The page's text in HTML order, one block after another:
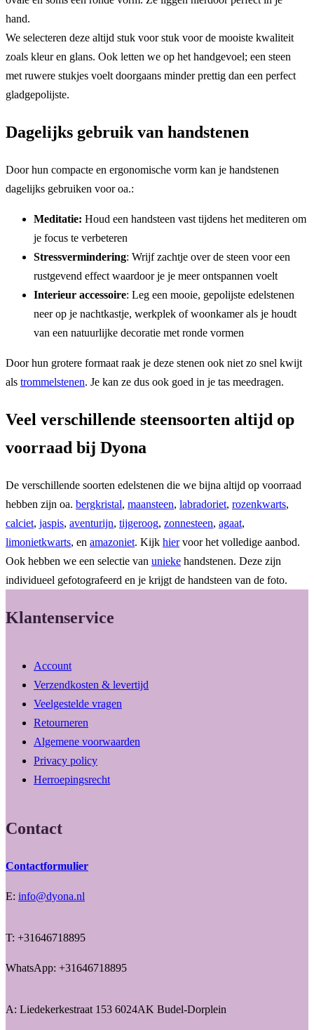
hand.
We selecteren deze altijd stuk voor stuk voor de mooiste kwaliteit
zoals kleur en glans. Ook letten we op het handgevoel; een steen
met ruwere stukjes voelt doorgaans minder prettig dan een perfect
gladgepolijste.
Dagelijks gebruik van handstenen
Door hun compacte en ergonomische vorm kan je handstenen
dagelijks gebruiken voor oa.:
Meditatie: Houd een handsteen vast tijdens het mediteren om
je focus te verbeteren
Stressvermindering: Wrijf zachtje over de steen voor een
rustgevend effect waardoor je je meer ontspannen voelt
Interieur accessoire: Leg een mooie, gepolijste edelstenen
neer op je nachtkastje, werkplek of woonkamer als je houdt
van een natuurlijke decoratie met ronde vormen
Door hun grotere formaat raak je deze stenen ook niet zo snel kwijt
als trommelstenen. Je kan ze dus ook goed in je tas meedragen.
Veel verschillende steensoorten altijd op
voorraad bij Dyona
De verschillende soorten edelstenen die we bijna altijd op voorraad
hebben zijn oa. bergkristal, maansteen, labradoriet, rozenkwarts,
calciet, jaspis, aventurijn, tijgeroog, zonnesteen, agaat,
limonietkwarts, en amazoniet. Kijk hiervoor het volledige aanbod.
Ook hebben we een selectie van unieke handstenen. Deze zijn
individueel gefotografeerd en je krijgt de handsteen van de foto.
Klantenservice
Account
Verzendkosten & levertijd
Veelgestelde vragen
Retourneren
Algemene voorwaarden
Privacy policy
Herroepingsrecht
Contact
Contactformulier
E: info@dyona.nl
T: +31646718895
WhatsApp: +31646718895
A: Liedekerkestraat 153 6024AK Budel-Dorplein